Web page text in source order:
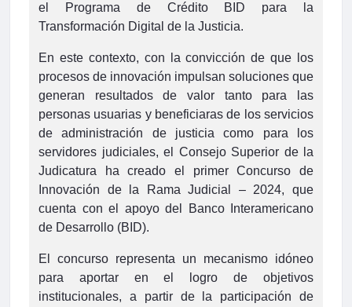
el Programa de Crédito BID para la
Transformación Digital de la Justicia.
En este contexto, con la convicción de que los
procesos de innovación impulsan soluciones que
generan resultados de valor tanto para las
personas usuarias y beneficiaras de los servicios
de administración de justicia como para los
servidores judiciales, el Consejo Superior de la
Judicatura ha creado el primer Concurso de
Innovación de la Rama Judicial – 2024, que
cuenta con el apoyo del Banco Interamericano
de Desarrollo (BID).
El concurso representa un mecanismo idóneo
para aportar en el logro de objetivos
institucionales, a partir de la participación de